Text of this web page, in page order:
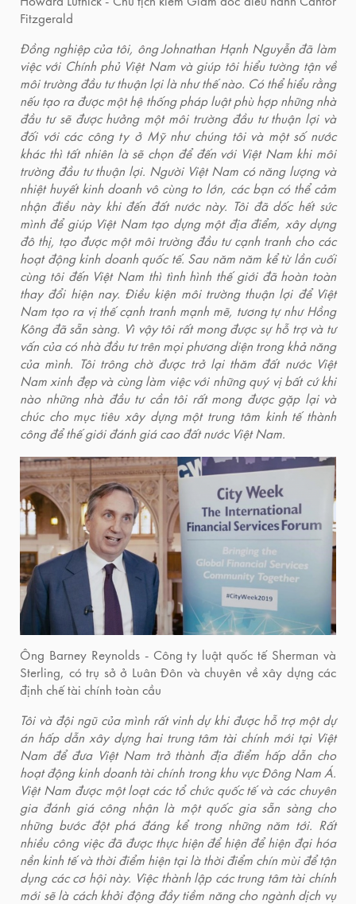
Fitzgerald
Đồng nghiệp của tôi, ông Johnathan Hạnh Nguyễn đã làm
việc với Chính phủ Việt Nam và giúp tôi hiểu tường tận về
môi trường đầu tư thuận lợi là như thế nào. Có thể hiểu rằng
nếu tạo ra được một hệ thống pháp luật phù hợp những nhà
đầu tư sẽ được hưởng một môi trường đầu tư thuận lợi và
đối với các công ty ở Mỹ như chúng tôi và một số nước
khác thì tất nhiên là sẽ chọn để đến với Việt Nam khi môi
trường đầu tư thuận lợi. Người Việt Nam có năng lượng và
nhiệt huyết kinh doanh vô cùng to lớn, các bạn có thể cảm
nhận điều này khi đến đất nước này. Tôi đã dốc hết sức
mình để giúp Việt Nam tạo dựng một địa điểm, xây dựng
đô thị, tạo được một môi trường đầu tư cạnh tranh cho các
hoạt động kinh doanh quốc tế. Sau năm năm kể từ lần cuối
cùng tôi đến Việt Nam thì tình hình thế giới đã hoàn toàn
thay đổi hiện nay. Điều kiện môi trường thuận lợi để Việt
Nam tạo ra vị thế cạnh tranh mạnh mẽ, tương tự như Hồng
Kông đã sẵn sàng. Vì vậy tôi rất mong được sự hỗ trợ và tư
vấn của có nhà đầu tư trên mọi phương diện trong khả năng
của mình. Tôi trông chờ được trở lại thăm đất nước Việt
Nam xinh đẹp và cùng làm việc với những quý vị bất cứ khi
nào những nhà đầu tư cần tôi rất mong được gặp lại và
chúc cho mục tiêu xây dựng một trung tâm kinh tế thành
công để thế giới đánh giá cao đất nước Việt Nam.
Ông Barney Reynolds - Công ty luật quốc tế Sherman và
Sterling, có trụ sở ở Luân Đôn và chuyên về xây dựng các
định chế tài chính toàn cầu
Tôi và đội ngũ của mình rất vinh dự khi được hỗ trợ một dự
án hấp dẫn xây dựng hai trung tâm tài chính mới tại Việt
Nam để đưa Việt Nam trở thành địa điểm hấp dẫn cho
hoạt động kinh doanh tài chính trong khu vực Đông Nam Á.
Việt Nam được một loạt các tổ chức quốc tế và các chuyên
gia đánh giá công nhận là một quốc gia sẵn sàng cho
những bước đột phá đáng kể trong những năm tới. Rất
nhiều công việc đã được thực hiện để hiện để hiện đại hóa
nền kinh tế và thời điểm hiện tại là thời điểm chín mùi để tận
dụng các cơ hội này. Việc thành lập các trung tâm tài chính
mới sẽ là cách khởi động đầy tiềm năng cho ngành dịch vụ